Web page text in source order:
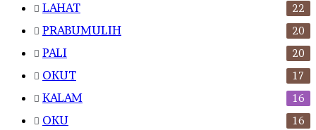
LAHAT 22
PRABUMULIH 20
PALI 20
OKUT 17
KALAM 16
OKU 16